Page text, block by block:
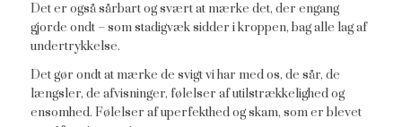
Det er også sårbart og svært at mærke det, der engang
gjorde ondt – som stadigvæk sidder i kroppen, bag alle lag af
undertrykkelse.
Det gør ondt at mærke de svigt vi har med os, de sår, de
længsler, de afvisninger, følelser af utilstrækkelighed og
ensomhed. Følelser af uperfekthed og skam, som er blevet